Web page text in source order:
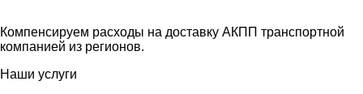
Компенсируем расходы на доставку АКПП транспортной
компанией из регионов.
Наши услуги